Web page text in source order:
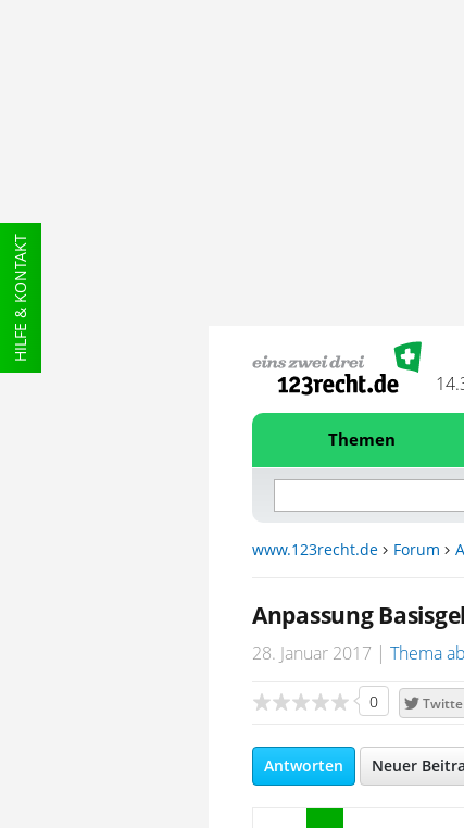
HILFE & KONTAKT
Themen
www.123recht.de Forum
Anpassung
28. Januar 2017 Thema
0
Antworten Neuer